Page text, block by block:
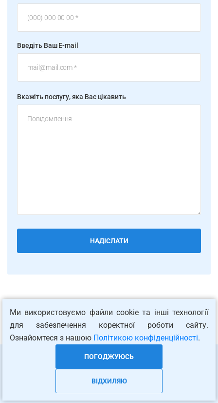
Введіть Ваш E-mail
Вкажіть послугу, яка Вас цікавить
«Лінгво груп» – ми успішно усуваємо
мовні бар'єри!
Ми використовуємо файли cookie та інші технології
для забезпечення коректної роботи сайту.
Ознайомтеся з нашою Політикою конфіденційності.
ПОГОДЖУЮСЬ
ВІДХИЛЯЮ